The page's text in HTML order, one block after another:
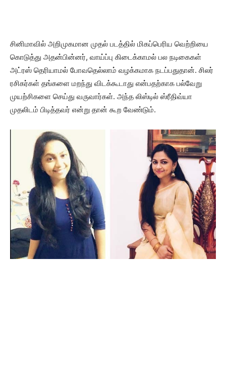
சினிமாவில் அறிமுகமான முதல் படத்தில் மிகப்பெரிய வெற்றியை
கொடுத்து அதன்பின்னர், வாய்ப்பு கிடைக்காமல் பல நடிகைகள்
அட்ரஸ் தெரியாமல் போவதெல்லாம் வழக்கமாக நடப்பதுதான். சிலர்
ரசிகர்கள் தங்களை மறந்து விடக்கூடாது என்பதற்காக பல்வேறு
முயற்சிகளை செய்து வருவார்கள். அந்த லிஸ்டில் ஸ்ரீதிவ்யா
முதலிடம் பிடித்தவர் என்று தான் கூற வேண்டும்.